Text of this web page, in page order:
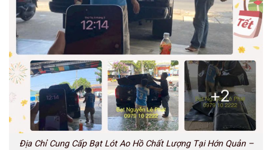
Địa Chỉ Cung Cấp Bạt Lót Ao Hồ Chất Lượng Tại Hớn Quản –